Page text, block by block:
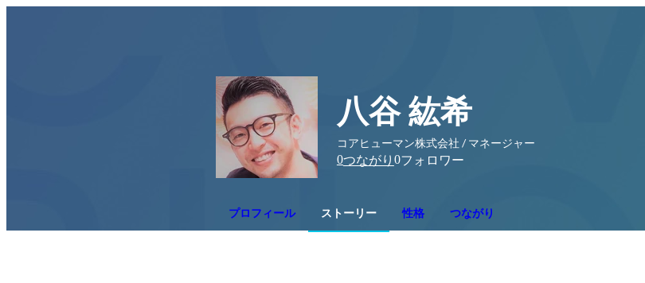
八谷 紘希
コアヒューマン株式会社 / マネージャー
0つながり 0フォロワー
プロフィール ストーリー 性格 つながり